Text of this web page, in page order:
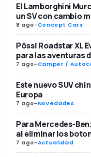
El Lamborghini
un SV con cambio
8 ago-Concept Cars
Pössl Roadstar XL
para las aventuras
7 ago-Camper /
Este nuevo SUV
Europa
7 ago-Novedades
Para Mercedes-
al eliminar los
7 ago-Actualidad